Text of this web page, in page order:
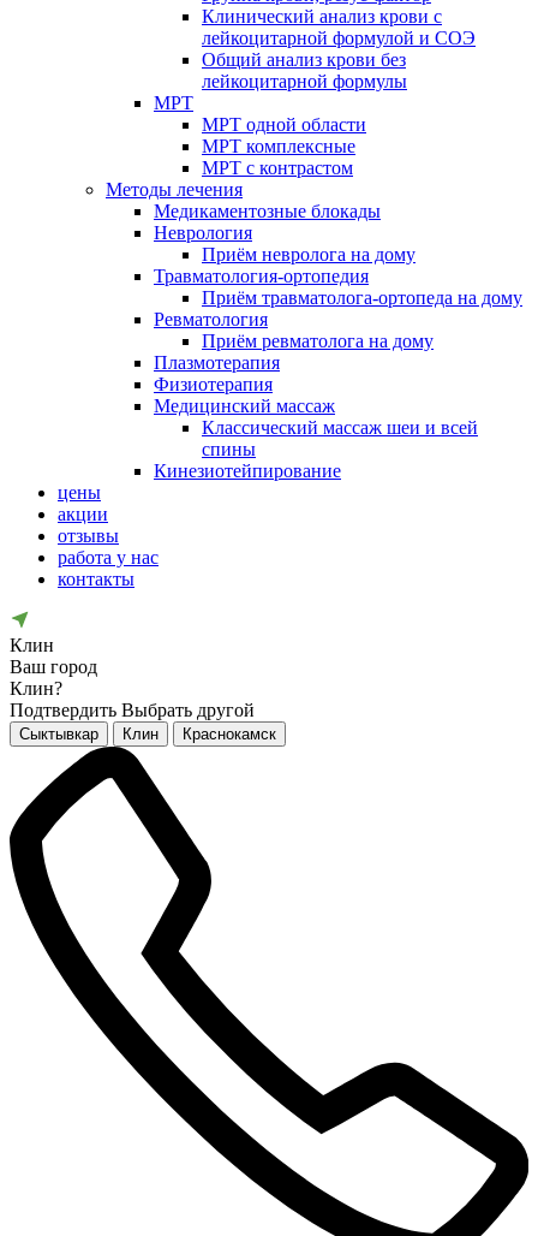
Клинический анализ крови с
лейкоцитарной формулой и СОЭ
Общий анализ крови без
лейкоцитарной формулы
МРТ
МРТ одной области
МРТ комплексные
МРТ с контрастом
Методы лечения
Медикаментозные блокады
Неврология
Приём невролога на дому
Травматология-ортопедия
Приём травматолога-ортопеда на дому
Ревматология
Приём ревматолога на дому
Плазмотерапия
Физиотерапия
Медицинский массаж
Классический массаж шеи и всей
спины
Кинезиотейпирование
цены
акции
отзывы
работа у нас
контакты
Клин
Ваш город
Клин?
Подтвердить Выбрать другой
Сыктывкар Клин Краснокамск